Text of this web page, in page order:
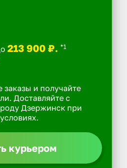
213 900 ₽. *1
и получайте
Доставляйте с
Дзержинск при
курьером